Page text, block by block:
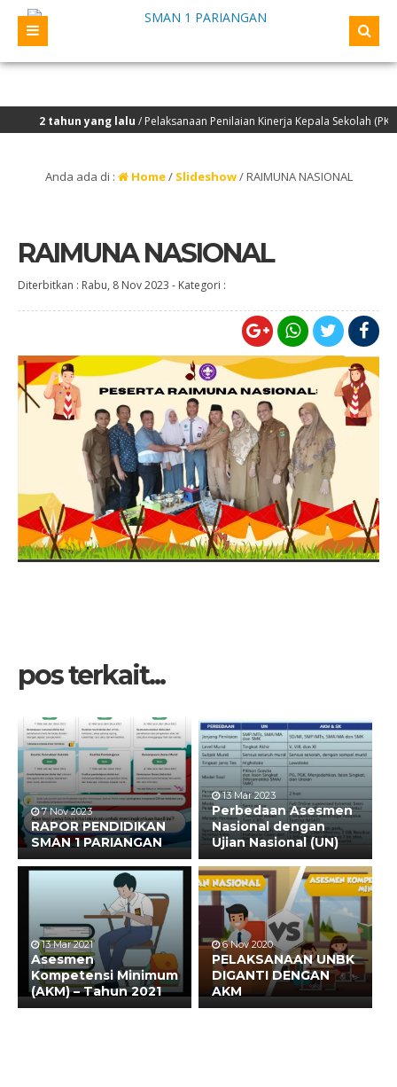
2 tahun yang lalu/ Pelaksanaan Penilaian Kinerja Kepala Sekolah (PKKS)
Anda ada di : Home/ Slideshow/RAIMUNA NASIONAL
RAIMUNA NASIONAL
Diterbitkan : Rabu, 8 Nov 2023 - Kategori :
pos terkait...
7 Nov 2023
RAPOR PENDIDIKAN
SMAN 1 PARIANGAN
13 Mar 2023
Perbedaan Asesmen
Nasional dengan
Ujian Nasional (UN)
13 Mar 2021
Asesmen
Kompetensi Minimum
(AKM) – Tahun 2021
6 Nov 2020
PELAKSANAAN UNBK
DIGANTI DENGAN
AKM